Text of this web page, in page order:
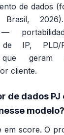
de dados
—
de IP,
que geram
cliente.
de dados
modelo?
em score. O